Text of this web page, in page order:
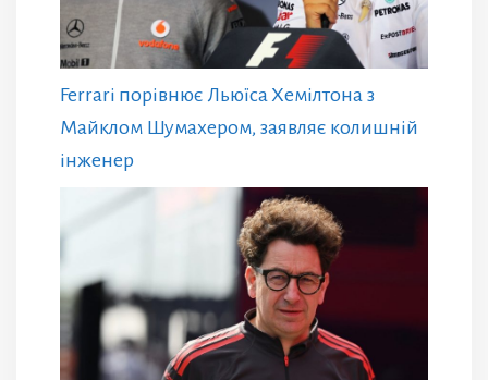
Ferrari порівнює Льюїса Хемілтона з
Майклом Шумахером, заявляє колишній
інженер